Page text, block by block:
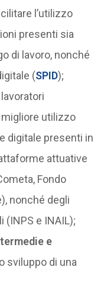
l’utilizzo
presenti sia
di lavoro, nonché
(SPID);
utilizzo
digitale presenti in
attuative
Fondo
nonché degli
e INAIL);
e
sviluppo di una